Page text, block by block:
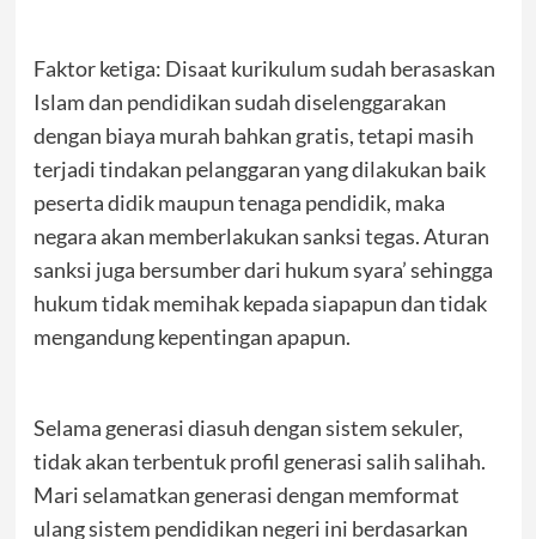
Faktor ketiga: Disaat kurikulum sudah berasaskan
Islam dan pendidikan sudah diselenggarakan
dengan biaya murah bahkan gratis, tetapi masih
terjadi tindakan pelanggaran yang dilakukan baik
peserta didik maupun tenaga pendidik, maka
negara akan memberlakukan sanksi tegas. Aturan
sanksi juga bersumber dari hukum syara’ sehingga
hukum tidak memihak kepada siapapun dan tidak
mengandung kepentingan apapun.
Selama generasi diasuh dengan sistem sekuler,
tidak akan terbentuk profil generasi salih salihah.
Mari selamatkan generasi dengan memformat
ulang sistem pendidikan negeri ini berdasarkan